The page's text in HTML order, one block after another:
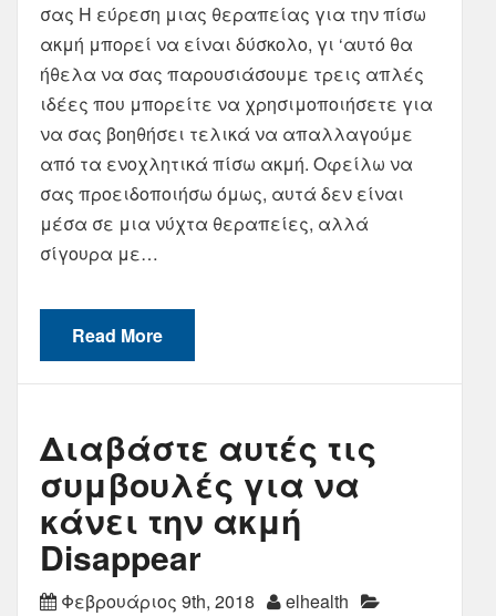
σας Η εύρεση μιας θεραπείας για την πίσω
ακμή μπορεί να είναι δύσκολο, γι ‘αυτό θα
ήθελα να σας παρουσιάσουμε τρεις απλές
ιδέες που μπορείτε να χρησιμοποιήσετε για
να σας βοηθήσει τελικά να απαλλαγούμε
από τα ενοχλητικά πίσω ακμή. Οφείλω να
σας προειδοποιήσω όμως, αυτά δεν είναι
μέσα σε μια νύχτα θεραπείες, αλλά
σίγουρα με…
Read More
Διαβάστε αυτές τις
συμβουλές για να
κάνει την ακμή
Disappear
Φεβρουάριος 9th, 2018
elhealth